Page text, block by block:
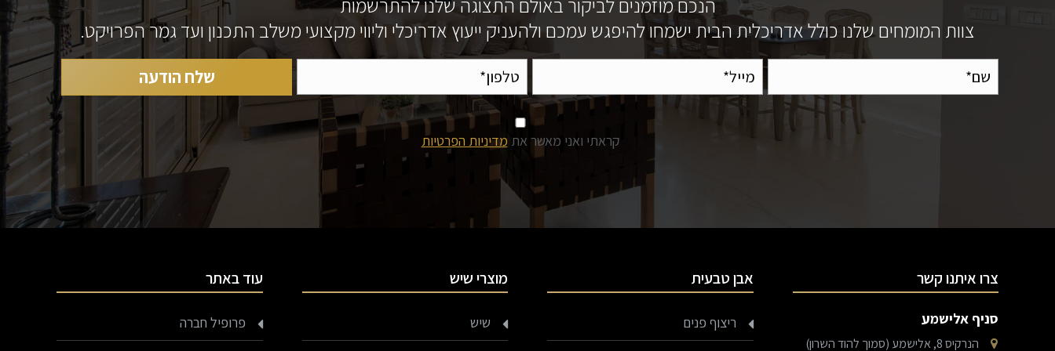
הנכם מוזמנים לביקור באולם התצוגה שלנו להתרשמות
צוות המומחים שלנו כולל אדריכלית הבית ישמחו להיפגש עמכם ולהעניק ייעוץ אדריכלי וליווי מקצועי משלב התכנון ועד גמר הפרויקט.
קראתי ואני מאשר את מדיניות הפרטיות
צרו איתנו קשר
סניף אלישמע
הנרקיס 8, אלישמע (סמוך להוד השרון)
אבן טבעית
ריצוף פנים
מוצרי שיש
שיש
עוד באתר
פרופיל חברה